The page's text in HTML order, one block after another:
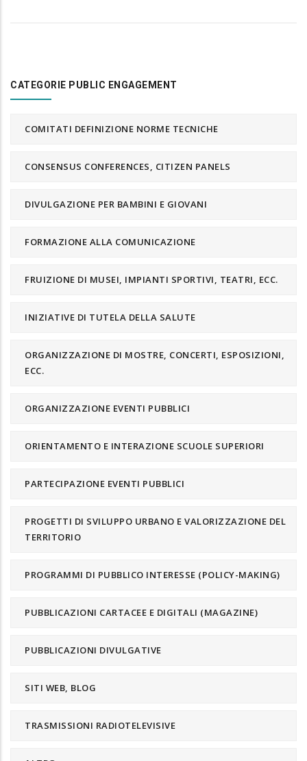
CATEGORIE PUBLIC ENGAGEMENT
COMITATI DEFINIZIONE NORME TECNICHE
CONSENSUS CONFERENCES, CITIZEN PANELS
DIVULGAZIONE PER BAMBINI E GIOVANI
FORMAZIONE ALLA COMUNICAZIONE
FRUIZIONE DI MUSEI, IMPIANTI SPORTIVI, TEATRI, ECC.
INIZIATIVE DI TUTELA DELLA SALUTE
ORGANIZZAZIONE DI MOSTRE, CONCERTI, ESPOSIZIONI,
ECC.
ORGANIZZAZIONE EVENTI PUBBLICI
ORIENTAMENTO E INTERAZIONE SCUOLE SUPERIORI
PARTECIPAZIONE EVENTI PUBBLICI
PROGETTI DI SVILUPPO URBANO E VALORIZZAZIONE DEL
TERRITORIO
PROGRAMMI DI PUBBLICO INTERESSE (POLICY-MAKING)
PUBBLICAZIONI CARTACEE E DIGITALI (MAGAZINE)
PUBBLICAZIONI DIVULGATIVE
SITI WEB, BLOG
TRASMISSIONI RADIOTELEVISIVE